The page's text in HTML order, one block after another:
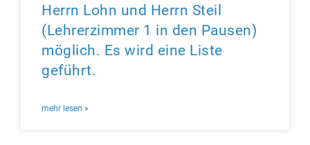
Herrn Lohn und Herrn Steil
(Lehrerzimmer 1 in den Pausen)
möglich. Es wird eine Liste
geführt.
mehr lesen »